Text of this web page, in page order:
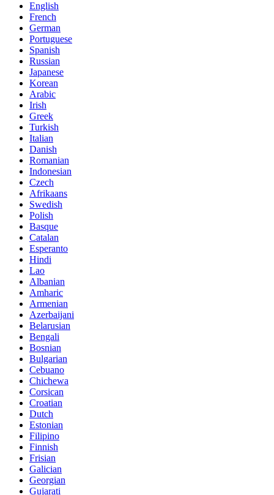
English
French
German
Portuguese
Spanish
Russian
Japanese
Korean
Arabic
Irish
Greek
Turkish
Italian
Danish
Romanian
Indonesian
Czech
Afrikaans
Swedish
Polish
Basque
Catalan
Esperanto
Hindi
Lao
Albanian
Amharic
Armenian
Azerbaijani
Belarusian
Bengali
Bosnian
Bulgarian
Cebuano
Chichewa
Corsican
Croatian
Dutch
Estonian
Filipino
Finnish
Frisian
Galician
Georgian
Gujarati